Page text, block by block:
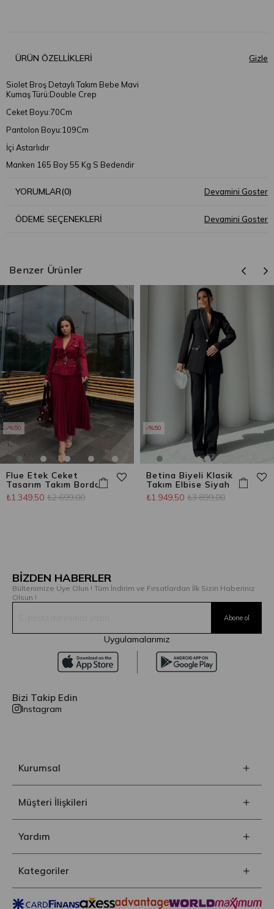
ÜRÜN ÖZELLIKLERI
Siolet Broş Detaylı Takım Bebe Mavi
Kumaş Türü:Double Crep
Ceket Boyu:70Cm
Pantolon Boyu:109Cm
İçi Astarlıdır
Manken 165 Boy 55 Kg S Bedendir
YORUMLAR(0)
ÖDEME SEÇENEKLERI
Benzer Ürünler
Flue Etek Ceket
Tasarım Takım Bordo
₺1.349,50 ₺2.699,00
%50
Betina Biyeli Klasik
Takım Elbise Siyah
₺1.949,50 ₺3.899,00
%50
BİZDEN HABERLER
Bültenimize Üye Olun ! Tüm İndirim ve Fırsatlardan İlk Sizin Haberiniz
Olsun !
Uygulamalarımız
Bizi Takip Edin
Instagram
Kurumsal
Müşteri İlişkileri
Yardım
Kategoriler